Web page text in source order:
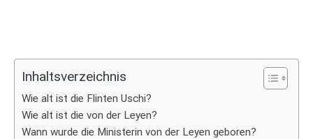
Inhaltsverzeichnis
Wie alt ist die Flinten Uschi?
Wie alt ist die von der Leyen?
Wann wurde die Ministerin von der Leyen geboren?